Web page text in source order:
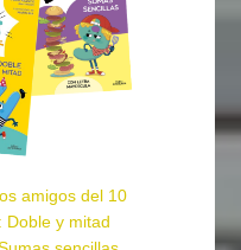
amigos del 10
Doble y mitad